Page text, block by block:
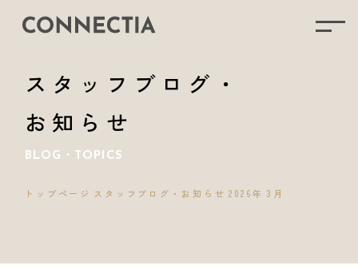
スタッフブログ・
お知らせ
BLOG・TOPICS
トップページ スタッフブログ・お知らせ 2026年 3月